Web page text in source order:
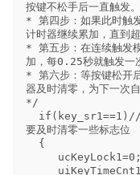
按键不松手后一直触发。
* 第四步：如果此时触
计时器继续累加，直到
* 第五步：在连续触发
加，每0.25秒就触发一
* 第六步：等按键松开
器及时清零，为下一次自
*/
要及时清零一些标志位